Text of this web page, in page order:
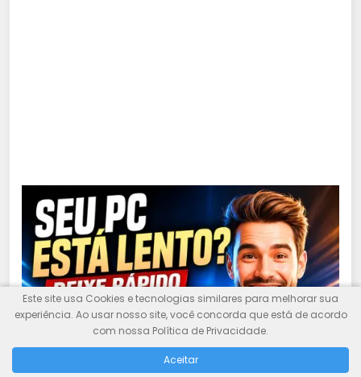
Este site usa Cookies e tecnologias similares para melhorar sua
experiência. Ao usar nosso site, você concorda que está de acordo
com nossa Política de Privacidade.
Aceitar